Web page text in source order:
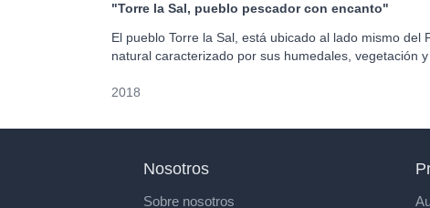
"Torre la Sal, pueblo pescador con encanto"
El pueblo Torre la Sal, está ubicado al lado mismo del
natural caracterizado por sus humedales, vegetación
2018
Nosotros
Sobre nosotros